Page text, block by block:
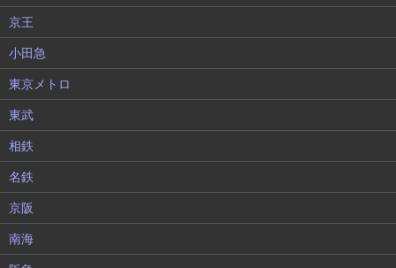
京王
小田急
東京メトロ
東武
相鉄
名鉄
京阪
南海